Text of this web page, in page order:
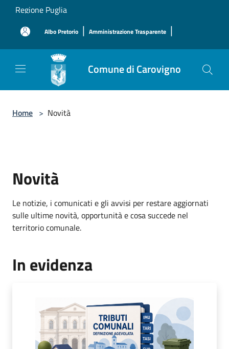
Salta al contenuto principale
Regione Puglia
Albo Pretorio | Amministrazione Trasparente |
Comune di Carovigno
Home > Novità
Novità
Le notizie, i comunicati e gli avvisi per restare aggiornati
sulle ultime novità, opportunità e cosa succede nel
territorio comunale.
In evidenza